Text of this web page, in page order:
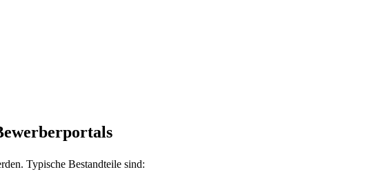
Typische Bestandteile sind: